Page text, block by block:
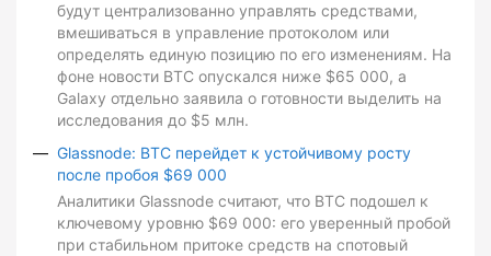
будут централизованно управлять средствами,
вмешиваться в управление протоколом или
определять единую позицию по его изменениям. На
фоне новости BTC опускался ниже $65 000, а
Galaxy отдельно заявила о готовности выделить на
исследования до $5 млн.
Glassnode: BTC перейдет к устойчивому росту
после пробоя $69 000
Аналитики Glassnode считают, что BTC подошел к
ключевому уровню $69 000: его уверенный пробой
при стабильном притоке средств на спотовый